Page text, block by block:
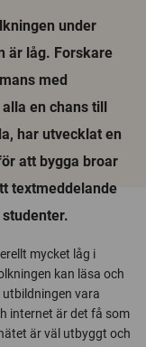
under
är låg. Forskare
med
en chans till
har utvecklat en
att bygga broar
textmeddelande
mycket låg i
kan läsa och
vara
internet är det få som
är väl utbyggt och